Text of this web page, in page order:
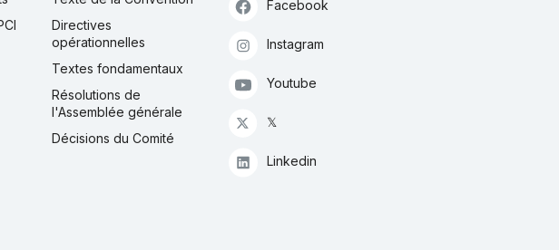
Directives
opérationnelles
Textes fondamentaux
Résolutions de
l'Assemblée générale
Décisions du Comité
Facebook
Instagram
Youtube
𝕏
Linkedin